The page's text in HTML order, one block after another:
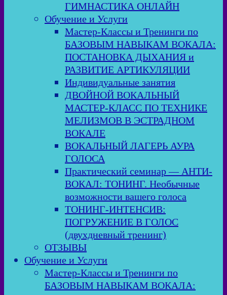
ГИМНАСТИКА ОНЛАЙН
Обучение и Услуги
Мастер-Классы и Тренинги по
БАЗОВЫМ НАВЫКАМ ВОКАЛА:
ПОСТАНОВКА ДЫХАНИЯ и
РАЗВИТИЕ АРТИКУЛЯЦИИ
Индивидуальные занятия
ДВОЙНОЙ ВОКАЛЬНЫЙ
МАСТЕР-КЛАСС ПО ТЕХНИКЕ
МЕЛИЗМОВ В ЭСТРАДНОМ
ВОКАЛЕ
ВОКАЛЬНЫЙ ЛАГЕРЬ АУРА
ГОЛОСА
Практический семинар — АНТИ-
ВОКАЛ: ТОНИНГ. Необычные
возможности вашего голоса
ТОНИНГ-ИНТЕНСИВ:
ПОГРУЖЕНИЕ В ГОЛОС
(двухдневный тренинг)
ОТЗЫВЫ
Обучение и Услуги
Мастер-Классы и Тренинги по
БАЗОВЫМ НАВЫКАМ ВОКАЛА: